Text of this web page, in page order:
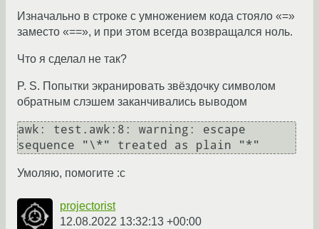
Изначально в строке с умножением кода стояло «=»
заместо «==», и при этом всегда возвращался ноль.
Что я сделал не так?
P. S. Попытки экранировать звёздочку символом
обратным слэшем заканчивались выводом
awk: test.awk:8: warning: escape
Умоляю, помогите :c
projectorist
12.08.2022 13:32:13 +00:00